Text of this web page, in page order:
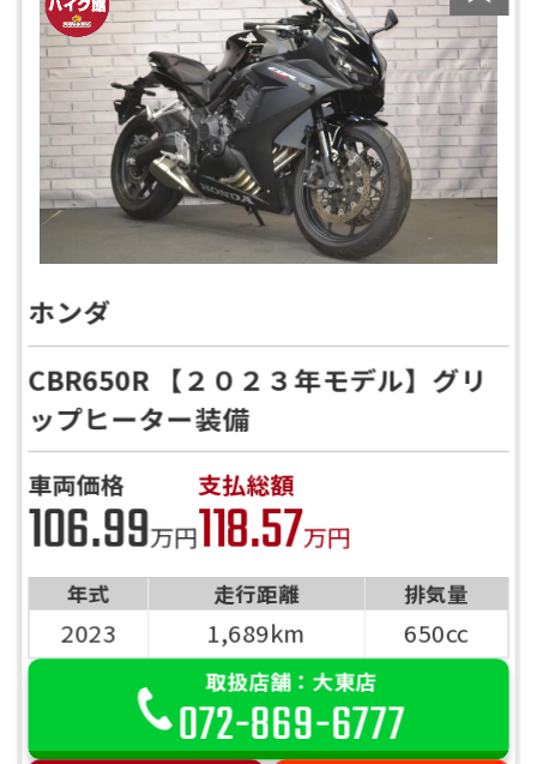
ホンダ
CBR650R 【２０２３年モデル】グリ
ップヒーター装備
車両価格
106.99万円
支払総額
118.57万円
年式 走行距離 排気量
2023 1,689km 650cc
取扱店舗：大東店
072-869-6777